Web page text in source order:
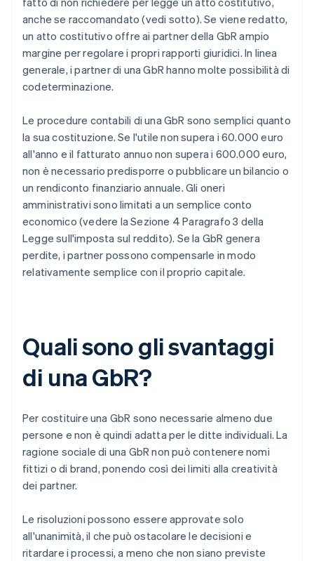
anche se raccomandato (vedi sotto). Se viene redatto,
un atto costitutivo offre ai partner della GbR ampio
margine per regolare i propri rapporti giuridici. In linea
generale, i partner di una GbR hanno molte possibilità di
codeterminazione.
Le procedure contabili di una GbR sono semplici quanto
la sua costituzione. Se l'utile non supera i 60.000 euro
all'anno e il fatturato annuo non supera i 600.000 euro,
non è necessario predisporre o pubblicare un bilancio o
un rendiconto finanziario annuale. Gli oneri
amministrativi sono limitati a un semplice conto
economico (vedere la Sezione 4 Paragrafo 3 della
Legge sull'imposta sul reddito). Se la GbR genera
perdite, i partner possono compensarle in modo
relativamente semplice con il proprio capitale.
Quali sono gli svantaggi
di una GbR?
Per costituire una GbR sono necessarie almeno due
persone e non è quindi adatta per le ditte individuali. La
ragione sociale di una GbR non può contenere nomi
fittizi o di brand, ponendo così dei limiti alla creatività
dei partner.
Le risoluzioni possono essere approvate solo
all'unanimità, il che può ostacolare le decisioni e
ritardare i processi, a meno che non siano previste